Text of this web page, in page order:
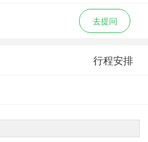
去提问
行程安排